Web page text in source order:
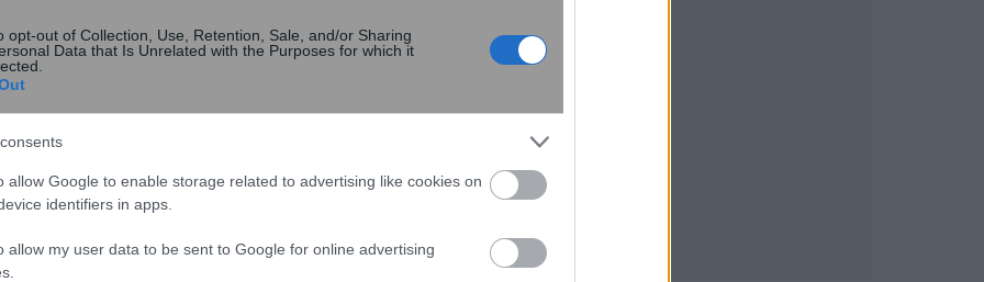
opt-out of Collection, Use, Retention, Sale, and/or Sharing
Data that Is Unrelated with the Purposes for which it
allow Google to enable storage related to advertising like cookies on
identifiers in apps.
allow my user data to be sent to Google for online advertising
το InSETE, στα κυριότερα αεροδρόμια
των διεθνών αφίξεων 6,2% και 8,6% από